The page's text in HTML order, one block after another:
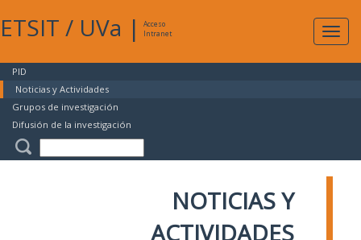
ETSIT / UVa |
Acceso
Intranet
PID
Noticias y Actividades
Grupos de investigación
Difusión de la investigación
NOTICIAS Y
ACTIVIDADES